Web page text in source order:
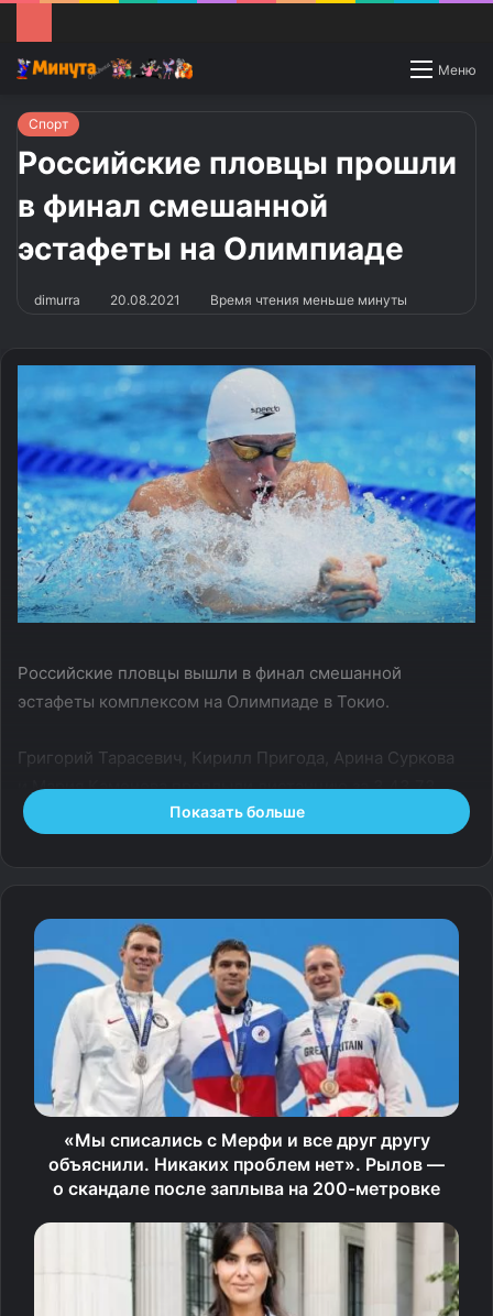
Меню
Switch
Спорт
Российские пловцы прошли
в финал смешанной
эстафеты на Олимпиаде
dimurra 20.08.2021 Время чтения меньше минуты
Российские пловцы вышли в финал смешанной
эстафеты комплексом на Олимпиаде в Токио.
Григорий Тарасевич, Кирилл Пригода, Арина Суркова
и Мария Каменева проплыли дистанцию за 3.43,73
секунды и вышли с седьмой строчки.
замкнули китайцы.
Финал в этой дисциплине пройдет 30 июля.
Олимпийские игры-2020.
Токио (Япония)
Плавание. Смешанная эстафета.
4×100 м. Комплекс. Квалификация
1. Великобритания — 3.38,75
2. США — 3.41,02
Показать больше
«Мы списались с Мерфи и все друг другу
объяснили. Никаких проблем нет». Рылов —
о скандале после заплыва на 200-метровке